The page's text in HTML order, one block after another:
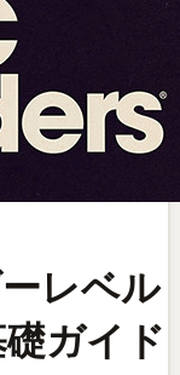
レベル
ガイド